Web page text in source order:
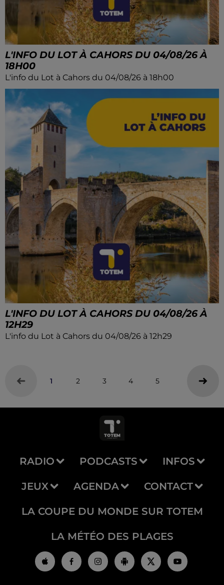
L'INFO DU LOT À CAHORS DU 04/08/26 À
18H00
L'info du Lot à Cahors du 04/08/26 à 18h00
L'INFO DU LOT À CAHORS DU 04/08/26 À
12H29
L'info du Lot à Cahors du 04/08/26 à 12h29
1 2 3 4 5
RADIO PODCASTS INFOS
JEUX AGENDA CONTACT
LA COUPE DU MONDE SUR TOTEM
LA MÉTÉO DES PLAGES